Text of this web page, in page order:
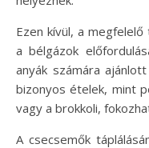
Ezen kívül, a
a bélgázok
anyák számára
bizonyos ételek, mint
vagy a brokkoli,
A csecsemők